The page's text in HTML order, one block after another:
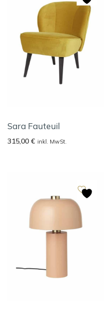
Sara Fauteuil
315,00 € inkl. MwSt.